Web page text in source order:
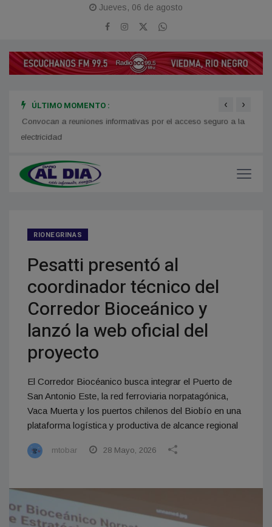
Jueves, 06 de agosto
ÚLTIMO MOMENTO :
Convocan a reuniones informativas por el acceso seguro a la
electricidad
‹ ›
RIONEGRINAS
Pesatti presentó al
coordinador técnico del
Corredor Bioceánico y
lanzó la web oficial del
proyecto
El Corredor Biocéanico busca integrar el Puerto de
San Antonio Este, la red ferroviaria norpatagónica,
Vaca Muerta y los puertos chilenos del Biobío en una
plataforma logística y productiva de alcance regional
mtobar 28 Mayo, 2026